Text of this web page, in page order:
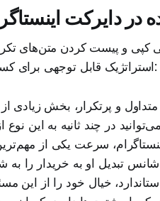
در دایرکت
کپی و پیست کردن متن‌های
استراتژیک قابل توجهی برای کسب‌وکار شما به همراه دارد:
و پرتکرار، بخش زیادی
سرعت یکی از
خیال خود را از این